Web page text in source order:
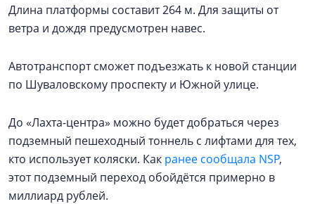
Длина платформы составит 264 м. Для защиты от
ветра и дождя предусмотрен навес.
Автотранспорт сможет подъезжать к новой станции
по Шуваловскому проспекту и Южной улице.
До «Лахта-центра» можно будет добраться через
подземный пешеходный тоннель с лифтами для тех,
кто использует коляски. Как ранее сообщала NSP,
этот подземный переход обойдётся примерно в
миллиард рублей.